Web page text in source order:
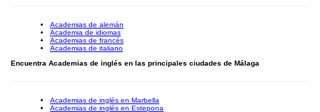
Academias de alemán
Academia de idiomas
Academias de francés
Academias de italiano
Encuentra Academias de inglés en las principales ciudades de Málaga
Academias de inglés en Marbella
Academias de inglés en Estepona